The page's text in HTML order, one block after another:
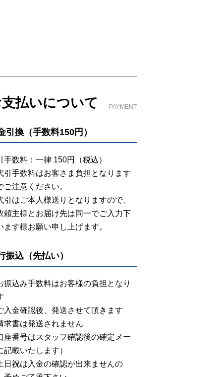
払いについて PAYMENT
引換（手数料150円）
手数料：一律 150円（税込）
手数料はお客さま負担となります
ご注意ください。
はご本人様送りとなりますので、
頼主様とお届け先は同一でご入力下
ます様お願い申し上げます。
振込（先払い）
振込み手数料はお客様の負担となり
入金確認後、発送させて頂きます
求書は発送されません
座番号はスタッフ確認後の確定メー
記載いたします）
日祝は入金の確認が出来ませんの